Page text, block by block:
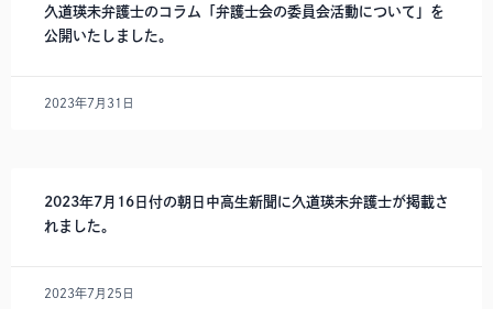
久道瑛未弁護士のコラム「弁護士会の委員会活動について」を
公開いたしました。
2023年7月31日
2023年7月16日付の朝日中高生新聞に久道瑛未弁護士が掲載さ
れました。
2023年7月25日